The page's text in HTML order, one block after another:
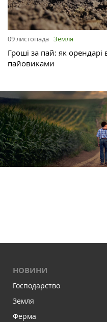
09 листопада Земля
Гроші за пай: як орендарі
пайовиками
НОВИНИ
Господарство
Земля
Ферма